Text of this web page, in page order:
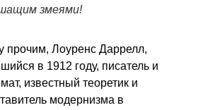
змеями!
прочим, Лоуренс Даррелл,
в 1912 году, писатель и
известный теоретик и
модернизма в